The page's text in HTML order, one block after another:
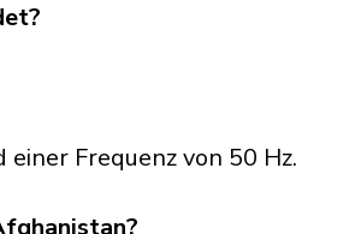
Frequenz von 50 Hz.